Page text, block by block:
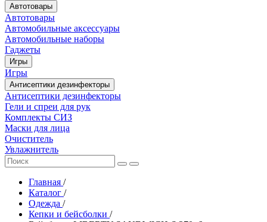
Автотовары
Автотовары
Автомобильные аксессуары
Автомобильные наборы
Гаджеты
Игры
Игры
Антисептики дезинфекторы
Антисептики дезинфекторы
Гели и спреи для рук
Комплекты СИЗ
Маски для лица
Очиститель
Увлажнитель
Главная /
Каталог /
Одежда /
Кепки и бейсболки /